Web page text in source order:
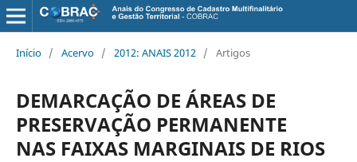
Início / Acervo / 2012: ANAIS 2012 / Artigos
DEMARCAÇÃO DE ÁREAS DE
PRESERVAÇÃO PERMANENTE
NAS FAIXAS MARGINAIS DE RIOS